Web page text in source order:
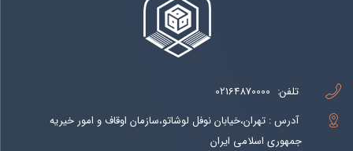
تلفن: 02164870000
آدرس : تهران،خیابان نوفل لوشاتو،سازمان اوقاف و امور خیریه
جمهوری اسلامی ایران